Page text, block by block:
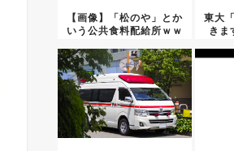
【画像】「松のや」とか
いう公共食料配給所ｗｗ
東大
きま